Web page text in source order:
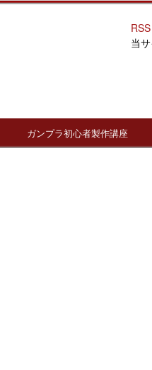
RSS
当
ガンプラ初心者製作講座